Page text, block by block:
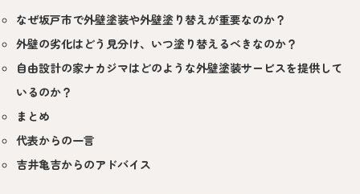
なぜ坂戸市で外壁塗装や外壁塗り替えが重要なのか？
外壁の劣化はどう見分け、いつ塗り替えるべきなのか？
自由設計の家ナカジマはどのような外壁塗装サービスを提供して
いるのか？
まとめ
代表からの一言
吉井亀吉からのアドバイス